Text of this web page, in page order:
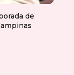
de